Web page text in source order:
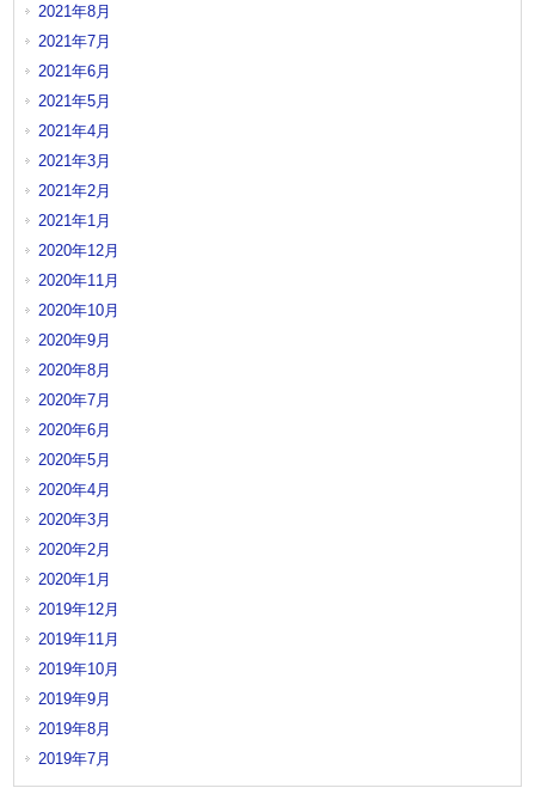
2021年8月
2021年7月
2021年6月
2021年5月
2021年4月
2021年3月
2021年2月
2021年1月
2020年12月
2020年11月
2020年10月
2020年9月
2020年8月
2020年7月
2020年6月
2020年5月
2020年4月
2020年3月
2020年2月
2020年1月
2019年12月
2019年11月
2019年10月
2019年9月
2019年8月
2019年7月